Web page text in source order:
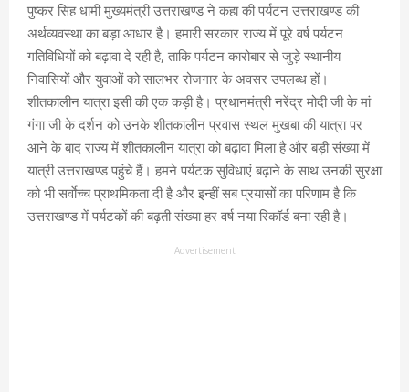
पुष्कर सिंह धामी मुख्यमंत्री उत्तराखण्ड ने कहा की पर्यटन उत्तराखण्ड की
अर्थव्यवस्था का बड़ा आधार है। हमारी सरकार राज्य में पूरे वर्ष पर्यटन
गतिविधियों को बढ़ावा दे रही है, ताकि पर्यटन कारोबार से जुड़े स्थानीय
निवासियों और युवाओं को सालभर रोजगार के अवसर उपलब्ध हों।
शीतकालीन यात्रा इसी की एक कड़ी है। प्रधानमंत्री नरेंद्र मोदी जी के मां
गंगा जी के दर्शन को उनके शीतकालीन प्रवास स्थल मुखबा की यात्रा पर
आने के बाद राज्य में शीतकालीन यात्रा को बढ़ावा मिला है और बड़ी संख्या में
यात्री उत्तराखण्ड पहुंचे हैं। हमने पर्यटक सुविधाएं बढ़ाने के साथ उनकी सुरक्षा
को भी सर्वाेच्च प्राथमिकता दी है और इन्हीं सब प्रयासों का परिणाम है कि
उत्तराखण्ड में पर्यटकों की बढ़ती संख्या हर वर्ष नया रिकॉर्ड बना रही है।
Advertisement